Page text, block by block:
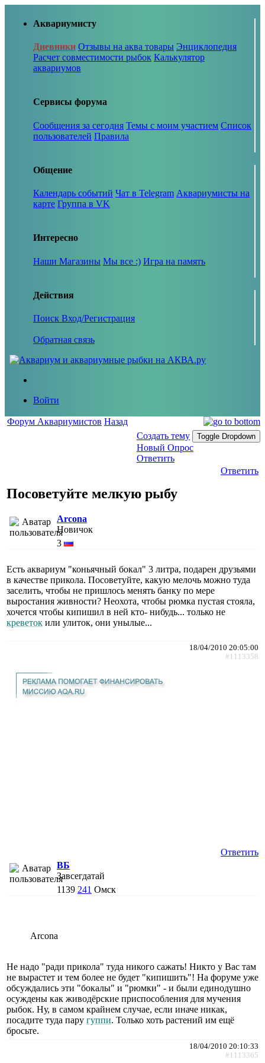
Аквариумисту
Дневники Отзывы на аква товары Энциклопедия
Расчет совместимости рыбок Калькулятор
аквариумов
Сервисы форума
Сообщения за сегодня Темы с моим участием Список
пользователей Правила
Общение
Календарь событий Чат в Telegram Аквариумисты на
карте Группа в VK
Интересно
Наши Магазины Мы все :) Игра на память
Действия
Поиск Вход/Регистрация
Обратная связь
Войти
Форум Аквариумистов Назад
Создать тему
Toggle Dropdown
Новый Опрос
Ответить
Ответить
Посоветуйте мелкую рыбу
Arcona
Новичок
3
Есть аквариум "коньячный бокал" 3 литра, подарен друзьями
в качестве прикола. Посоветуйте, какую мелочь можно туда
заселить, чтобы не пришлось менять банку по мере
выростания живности? Неохота, чтобы рюмка пустая стояла,
хочется чтобы кипишил в ней кто- нибудь... только не
креветок или улиток, они унылые...
18/04/2010 20:05:00
#1113358
Ответить
ВБ
Завсегдатай
1139 241 Омск
Arcona
Не надо "ради прикола" туда никого сажать! Никто у Вас там
не вырастет и тем более не будет "кипишить"! На форуме уже
обсуждались эти "бокалы" и "рюмки" - и были единодушно
осуждены как живодёрские приспособления для мучения
рыбок. Ну, в самом крайнем случае, если иначе никак,
посадите туда пару гуппи. Только хоть растений им ещё
бросьте.
18/04/2010 20:10:33
#1113365